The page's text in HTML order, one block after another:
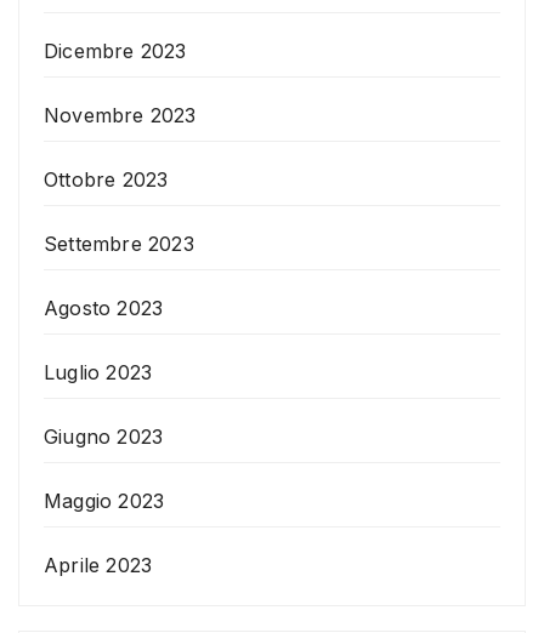
Dicembre 2023
Novembre 2023
Ottobre 2023
Settembre 2023
Agosto 2023
Luglio 2023
Giugno 2023
Maggio 2023
Aprile 2023